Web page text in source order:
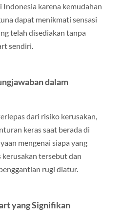
karena kemudahan
dapat menikmati sensasi
telah disediakan tanpa
sendiri.
dalam
dari risiko kerusakan,
keras saat berada di
mengenai siapa yang
tersebut dan
rugi diatur.
yang Signifikan